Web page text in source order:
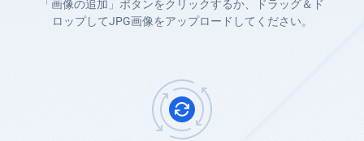
「画像の追加」ボタンをクリックするか、ドラッグ＆ド
ロップしてJPG画像をアップロードしてください。